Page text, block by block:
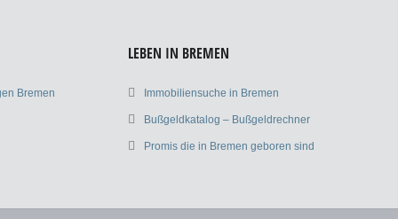
Bremen
LEBEN IN BREMEN
Immobiliensuche in Bremen
Bußgeldkatalog – Bußgeldrechner
Promis die in Bremen geboren sind